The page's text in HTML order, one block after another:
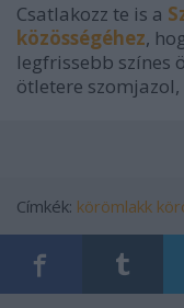
Csatlakozz te is a
közösségéhez,
legfrissebb színes
ötletere szomjazol,
Címkék: körömlakk